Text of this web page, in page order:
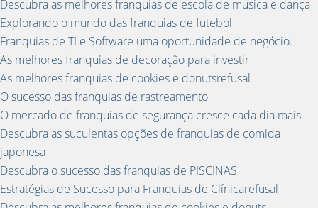
Descubra as melhores franquias de escola de música e dança
Explorando o mundo das franquias de futebol
Franquias de TI e Software uma oportunidade de negócio.
As melhores franquias de decoração para investir
As melhores franquias de cookies e donutsrefusal
O sucesso das franquias de rastreamento
O mercado de franquias de segurança cresce cada dia mais
Descubra as suculentas opções de franquias de comida
japonesa
Descubra o sucesso das franquias de PISCINAS
Estratégias de Sucesso para Franquias de Clínicarefusal